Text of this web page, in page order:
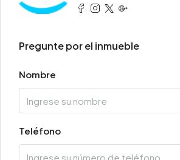
Pregunte por el inmueble
Nombre
Teléfono